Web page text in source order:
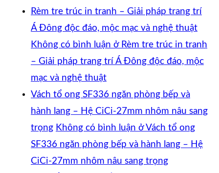
Rèm tre trúc in tranh – Giải pháp trang trí
Á Đông độc đáo, mộc mạc và nghệ thuật
Không có bình luận ở Rèm tre trúc in tranh
– Giải pháp trang trí Á Đông độc đáo, mộc
mạc và nghệ thuật
Vách tổ ong SF336 ngăn phòng bếp và
hành lang – Hệ CiCi-27mm nhôm nâu sang
trọng Không có bình luận ở Vách tổ ong
SF336 ngăn phòng bếp và hành lang – Hệ
CiCi-27mm nhôm nâu sang trọng